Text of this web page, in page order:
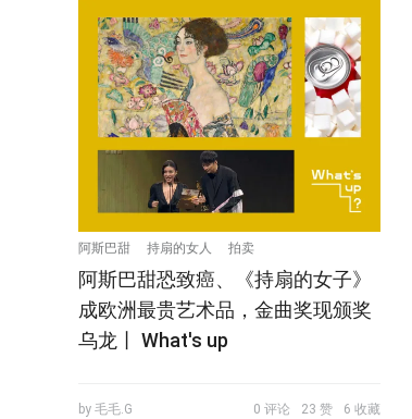
阿斯巴甜 持扇的女人 拍卖
阿斯巴甜恐致癌、《持扇的女子》
成欧洲最贵艺术品，金曲奖现颁奖
乌龙丨 What's up
by 毛毛.G 0 评论 23 赞 6 收藏